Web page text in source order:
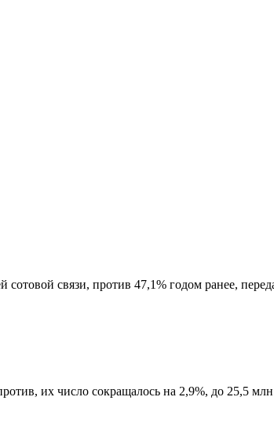
связи, против 47,1% годом ранее,
их число сокращалось на 2,9%, до 25,5 млн